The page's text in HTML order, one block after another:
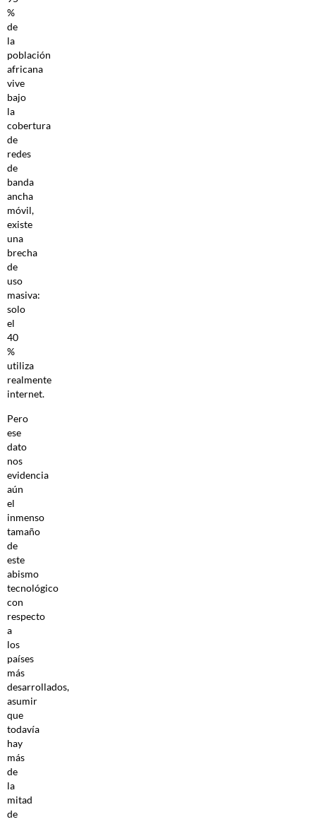
%
de
la
población
africana
vive
bajo
la
cobertura
de
redes
de
banda
ancha
móvil,
existe
una
brecha
de
uso
masiva:
solo
el
40
%
utiliza
realmente
internet.
Pero
ese
dato
nos
evidencia
aún
el
inmenso
tamaño
de
este
abismo
tecnológico
con
respecto
a
los
países
más
desarrollados,
asumir
que
todavía
hay
más
de
la
mitad
de